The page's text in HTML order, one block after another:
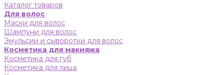
Каталог товаров
Для волос
Маски для волос
Шампуни для волос
Эмульсии и сыворотки для волос
Косметика для макияжа
Косметика для губ
Косметика для лица